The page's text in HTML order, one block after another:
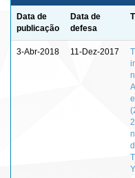
Data de
publicação
Data de
defesa
3-Abr-2018 11-Dez-2017